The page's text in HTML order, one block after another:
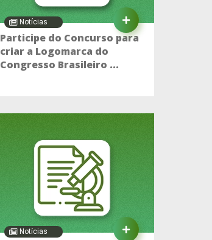
Notícias
Participe do Concurso para
criar a Logomarca do
Congresso Brasileiro ...
Notícias